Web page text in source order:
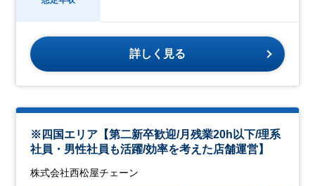
詳しく見る
※四国エリア【第二新卒歓迎/月残業20h以下/理系
社員・男性社員も活躍/効率を考えた店舗運営】
株式会社西松屋チェーン